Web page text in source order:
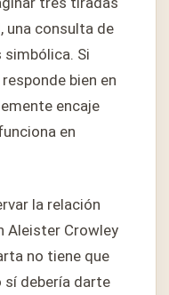
una consulta de
Si
bien en
encaje
en
la relación
Aleister Crowley
no tiene que
sí debería darte